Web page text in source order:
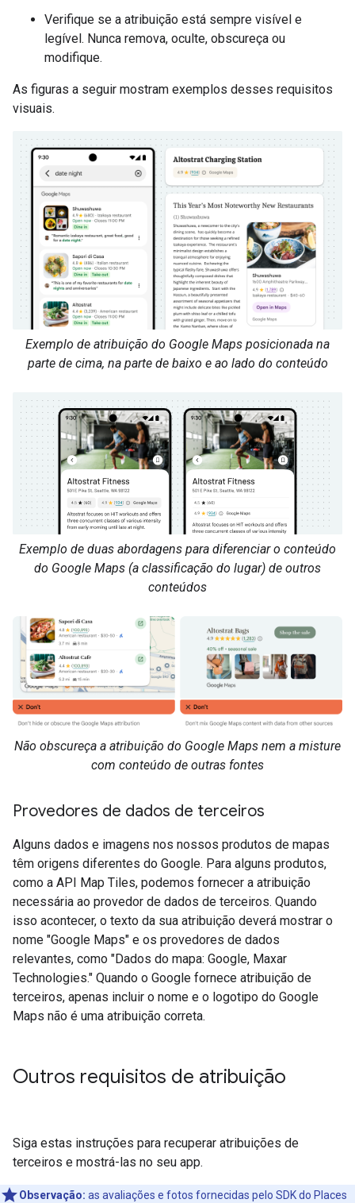
Verifique se a atribuição está sempre visível e
legível. Nunca remova, oculte, obscureça ou
modifique.
As figuras a seguir mostram exemplos desses requisitos
visuais.
Exemplo de atribuição do Google Maps posicionada na
parte de cima, na parte de baixo e ao lado do conteúdo
Exemplo de duas abordagens para diferenciar o conteúdo
do Google Maps (a classificação do lugar) de outros
conteúdos
Não obscureça a atribuição do Google Maps nem a misture
com conteúdo de outras fontes
Provedores de dados de terceiros
Alguns dados e imagens nos nossos produtos de mapas
têm origens diferentes do Google. Para alguns produtos,
como a API Map Tiles, podemos fornecer a atribuição
necessária ao provedor de dados de terceiros. Quando
isso acontecer, o texto da sua atribuição deverá mostrar o
nome "Google Maps" e os provedores de dados
relevantes, como "Dados do mapa: Google, Maxar
Technologies." Quando o Google fornece atribuição de
terceiros, apenas incluir o nome e o logotipo do Google
Maps não é uma atribuição correta.
Outros requisitos de atribuição
Siga estas instruções para recuperar atribuições de
terceiros e mostrá-las no seu app.
Observação: as avaliações e fotos fornecidas pelo SDK do Places